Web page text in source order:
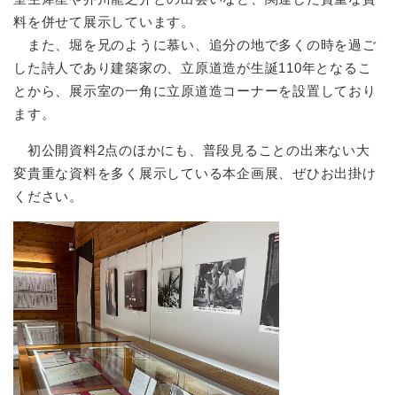
料を併せて展示しています。
また、堀を兄のように慕い、追分の地で多くの時を過ご
した詩人であり建築家の、立原道造が生誕110年となるこ
とから、展示室の一角に立原道造コーナーを設置しており
ます。
初公開資料2点のほかにも、普段見ることの出来ない大
変貴重な資料を多く展示している本企画展、ぜひお出掛け
ください。